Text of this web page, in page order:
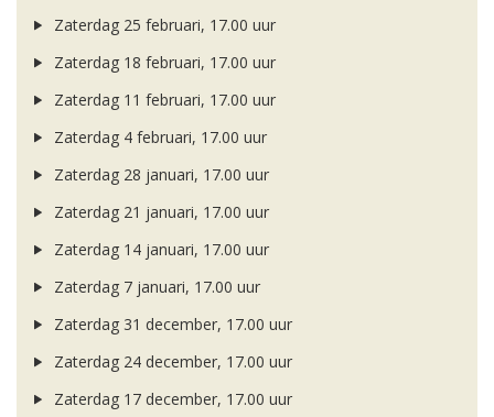
Zaterdag 25 februari, 17.00 uur
Zaterdag 18 februari, 17.00 uur
Zaterdag 11 februari, 17.00 uur
Zaterdag 4 februari, 17.00 uur
Zaterdag 28 januari, 17.00 uur
Zaterdag 21 januari, 17.00 uur
Zaterdag 14 januari, 17.00 uur
Zaterdag 7 januari, 17.00 uur
Zaterdag 31 december, 17.00 uur
Zaterdag 24 december, 17.00 uur
Zaterdag 17 december, 17.00 uur